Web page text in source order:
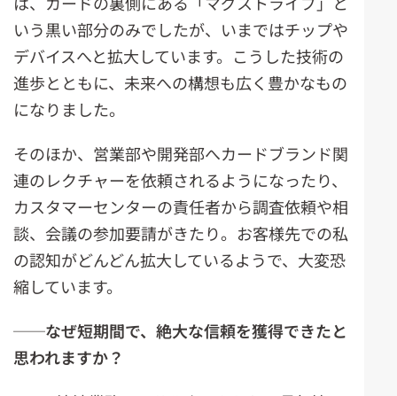
いう黒い部分のみでしたが、いまではチップや
デバイスへと拡大しています。こうした技術の
進歩とともに、未来への構想も広く豊かなもの
になりました。
そのほか、営業部や開発部へカードブランド関
連のレクチャーを依頼されるようになったり、
カスタマーセンターの責任者から調査依頼や相
談、会議の参加要請がきたり。お客様先での私
の認知がどんどん拡大しているようで、大変恐
縮しています。
──なぜ短期間で、絶大な信頼を獲得できたと
思われますか？